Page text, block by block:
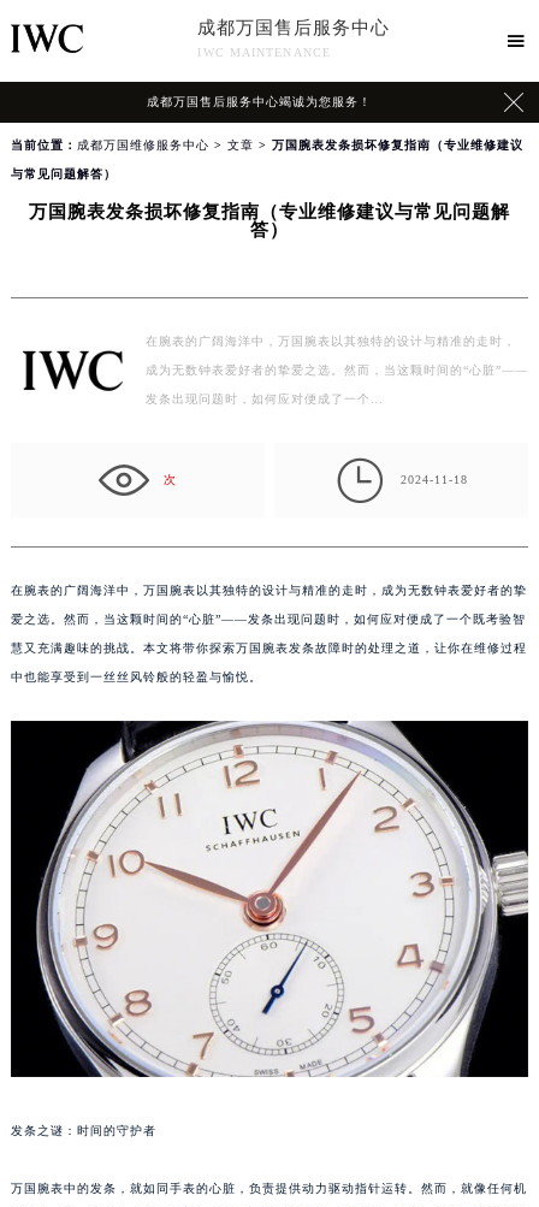
成都万国售后服务中心
IWC MAINTENANCE

成都万国售后服务中心竭诚为您服务！ 
当前位置： 成都万国维修服务中心 > 文章 > 万国腕表发条损坏修复指南（专业维修建议
与常见问题解答）
万国腕表发条损坏修复指南（专业维修建议与常见问题解
答）
在腕表的广阔海洋中，万国腕表以其独特的设计与精准的走时，
成为无数钟表爱好者的挚爱之选。然而，当这颗时间的“心脏”——
发条出现问题时，如何应对便成了一个…
次  2024-11-18
在腕表的广阔海洋中，万国腕表以其独特的设计与精准的走时，成为无数钟表爱好者的挚
爱之选。然而，当这颗时间的“心脏”——发条出现问题时，如何应对便成了一个既考验智
慧又充满趣味的挑战。本文将带你探索万国腕表发条故障时的处理之道，让你在维修过程
中也能享受到一丝丝风铃般的轻盈与愉悦。
发条之谜：时间的守护者
万国腕表中的发条，就如同手表的心脏，负责提供动力驱动指针运转。然而，就像任何机